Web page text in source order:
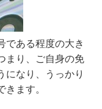
である程度の大き
まり、ご自身の免
になり、うっかり
ます。